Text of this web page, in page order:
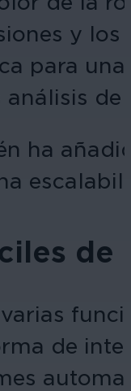
y los
para
análisis
ha
de